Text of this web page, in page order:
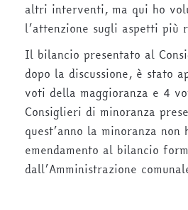
altri interventi, ma qui ho
l’attenzione sugli aspetti più
Il bilancio presentato al
dopo la discussione, è stato
voti della maggioranza e 4
Consiglieri di minoranza
quest’anno la minoranza
emendamento al bilancio
dall’Amministrazione